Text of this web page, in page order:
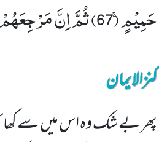
حَمِیْمٍۚ (67) ثُمَّ اِنَّ مَرْجِعَهُمْ لَاۡاِلَى الْجَحِیْمِ(68)
کنزالایمان
پھر بے شک وہ اس میں سے